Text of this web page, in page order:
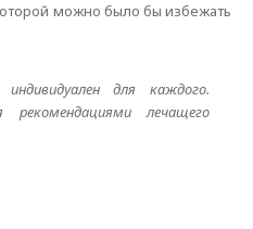
можно было бы избежать
для каждого.
рекомендациями лечащего